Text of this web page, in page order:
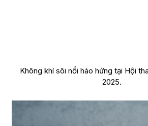
Không khí sôi nổi hào hứng tại Hội
2025.